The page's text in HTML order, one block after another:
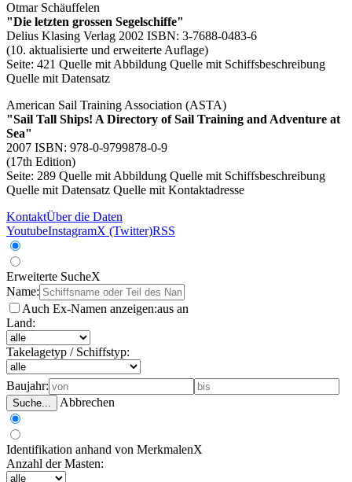
Otmar Schäuffelen
"Die letzten grossen Segelschiffe"
Delius Klasing Verlag 2002 ISBN: 3-7688-0483-6
(10. aktualisierte und erweiterte Auflage)
Seite: 421 Quelle mit Abbildung Quelle mit Schiffsbeschreibung
Quelle mit Datensatz
American Sail Training Association (ASTA)
"Sail Tall Ships! A Directory of Sail Training and Adventure at
Sea"
2007 ISBN: 978-0-9799878-0-9
(17th Edition)
Seite: 289 Quelle mit Abbildung Quelle mit Schiffsbeschreibung
Quelle mit Datensatz Quelle mit Kontaktadresse
KontaktÜber die Daten
YoutubeInstagramX (Twitter)RSS
Erweiterte SucheX
Name:
Auch Ex-Namen anzeigen:aus an
Land:
Takelagetyp / Schiffstyp:
Baujahr:
Suche... Abbrechen
Identifikation anhand von MerkmalenX
Anzahl der Masten: